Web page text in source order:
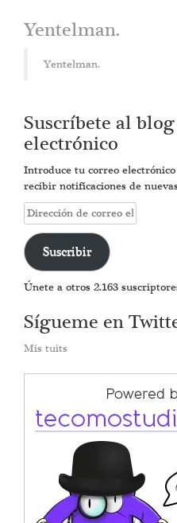
Yentelman.
Yentelman.
Suscríbete al
electrónico
Introduce tu correo
recibir notificaciones de
Dirección
de
correo
electrónico
Suscribir
Únete a otros 2.163
Sígueme en
Mis tuits